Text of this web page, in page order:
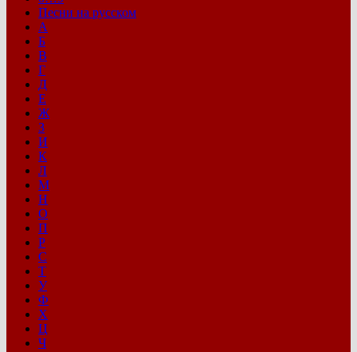
Песни на русском
А
Б
В
Г
Д
Е
Ж
З
И
К
Л
М
Н
О
П
Р
С
Т
У
Ф
Х
Ц
Ч